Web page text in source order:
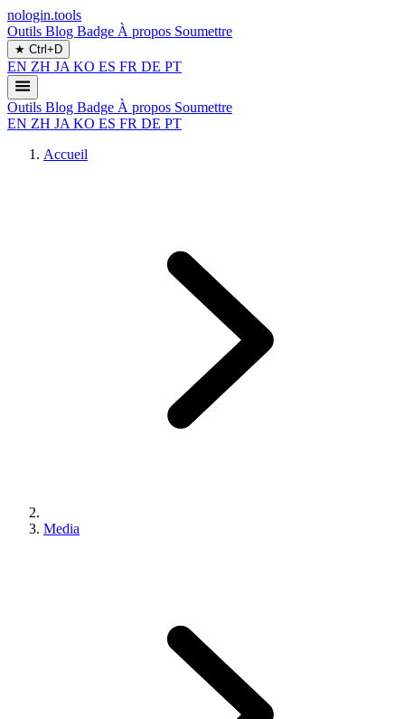
nologin.tools
Outils Blog Badge À propos Soumettre
★ Ctrl+D
EN ZH JA KO ES FR DE PT
Outils Blog Badge À propos Soumettre
EN ZH JA KO ES FR DE PT
Accueil
Media